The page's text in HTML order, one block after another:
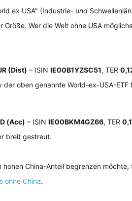
ex USA" (Industrie- und
Wer die Welt ohne USA
(Dist) – ISIN IE00B1YZSC51, TER
oben genannte World-ex-USA-ETF
(Acc) – ISIN IE00BKM4GZ66, TER
breit gestreut.
China-Anteil begrenzen
ohne China.